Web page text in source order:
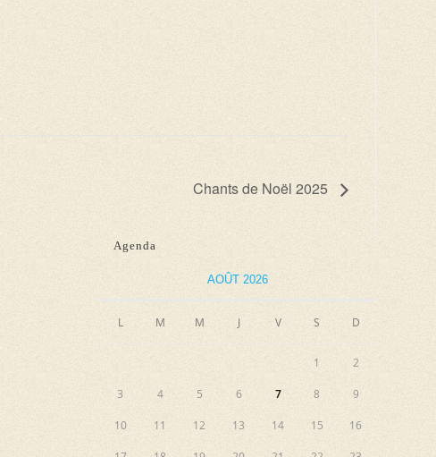
Chants de Noël 2025
Agenda
AOÛT 2026
L M M J V S D
1 2
3 4 5 6 7 8 9
10 11 12 13 14 15 16